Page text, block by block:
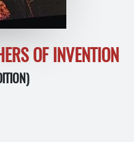
OF INVENTION